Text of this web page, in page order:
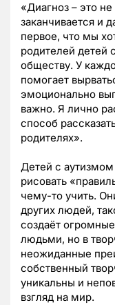
«Диагноз – это
заканчивается и
первое, что мы
родителей детей
обществу. У
помогает
эмоционально
важно. Я лично
способ
родителях».
Детей с аутизмом
рисовать
чему-то учить.
других людей,
создаёт
людьми, но в
неожиданные
собственный
уникальны и
взгляд на мир.